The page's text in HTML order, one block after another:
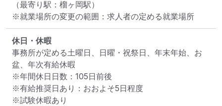
（最寄り駅：榴ヶ岡駅）
※就業場所の変更の範囲：求人者の定める就業場所
休日・休暇
事務所が定める土曜日、日曜・祝祭日、年末年始、お
盆、年次有給休暇
※年間休日日数：105日前後
※有給推奨日あり：おおよそ5日程度
※試験休暇あり